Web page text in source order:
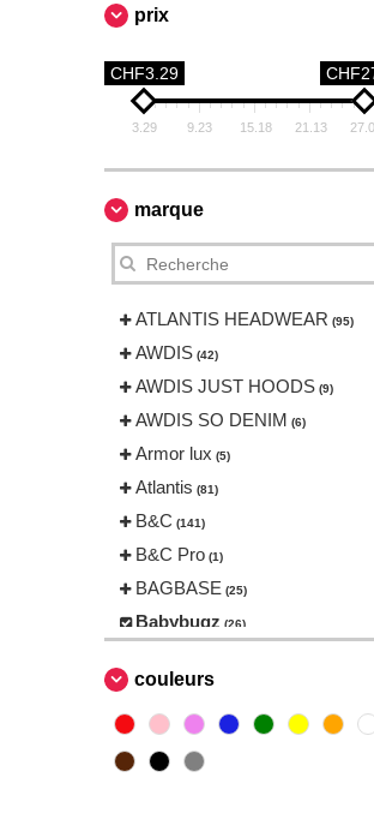
prix
CHF3.29
3.29 9.23 15.18 21.13
marque
ATLANTIS HEADWEAR (95)
AWDIS (42)
AWDIS JUST HOODS (9)
AWDIS SO DENIM (6)
Armor lux (5)
Atlantis (81)
B&C (141)
B&C Pro (1)
BAGBASE (25)
Babybugz (26)
Beechfield
Bella+Canvas (23)
Black&Match
couleurs